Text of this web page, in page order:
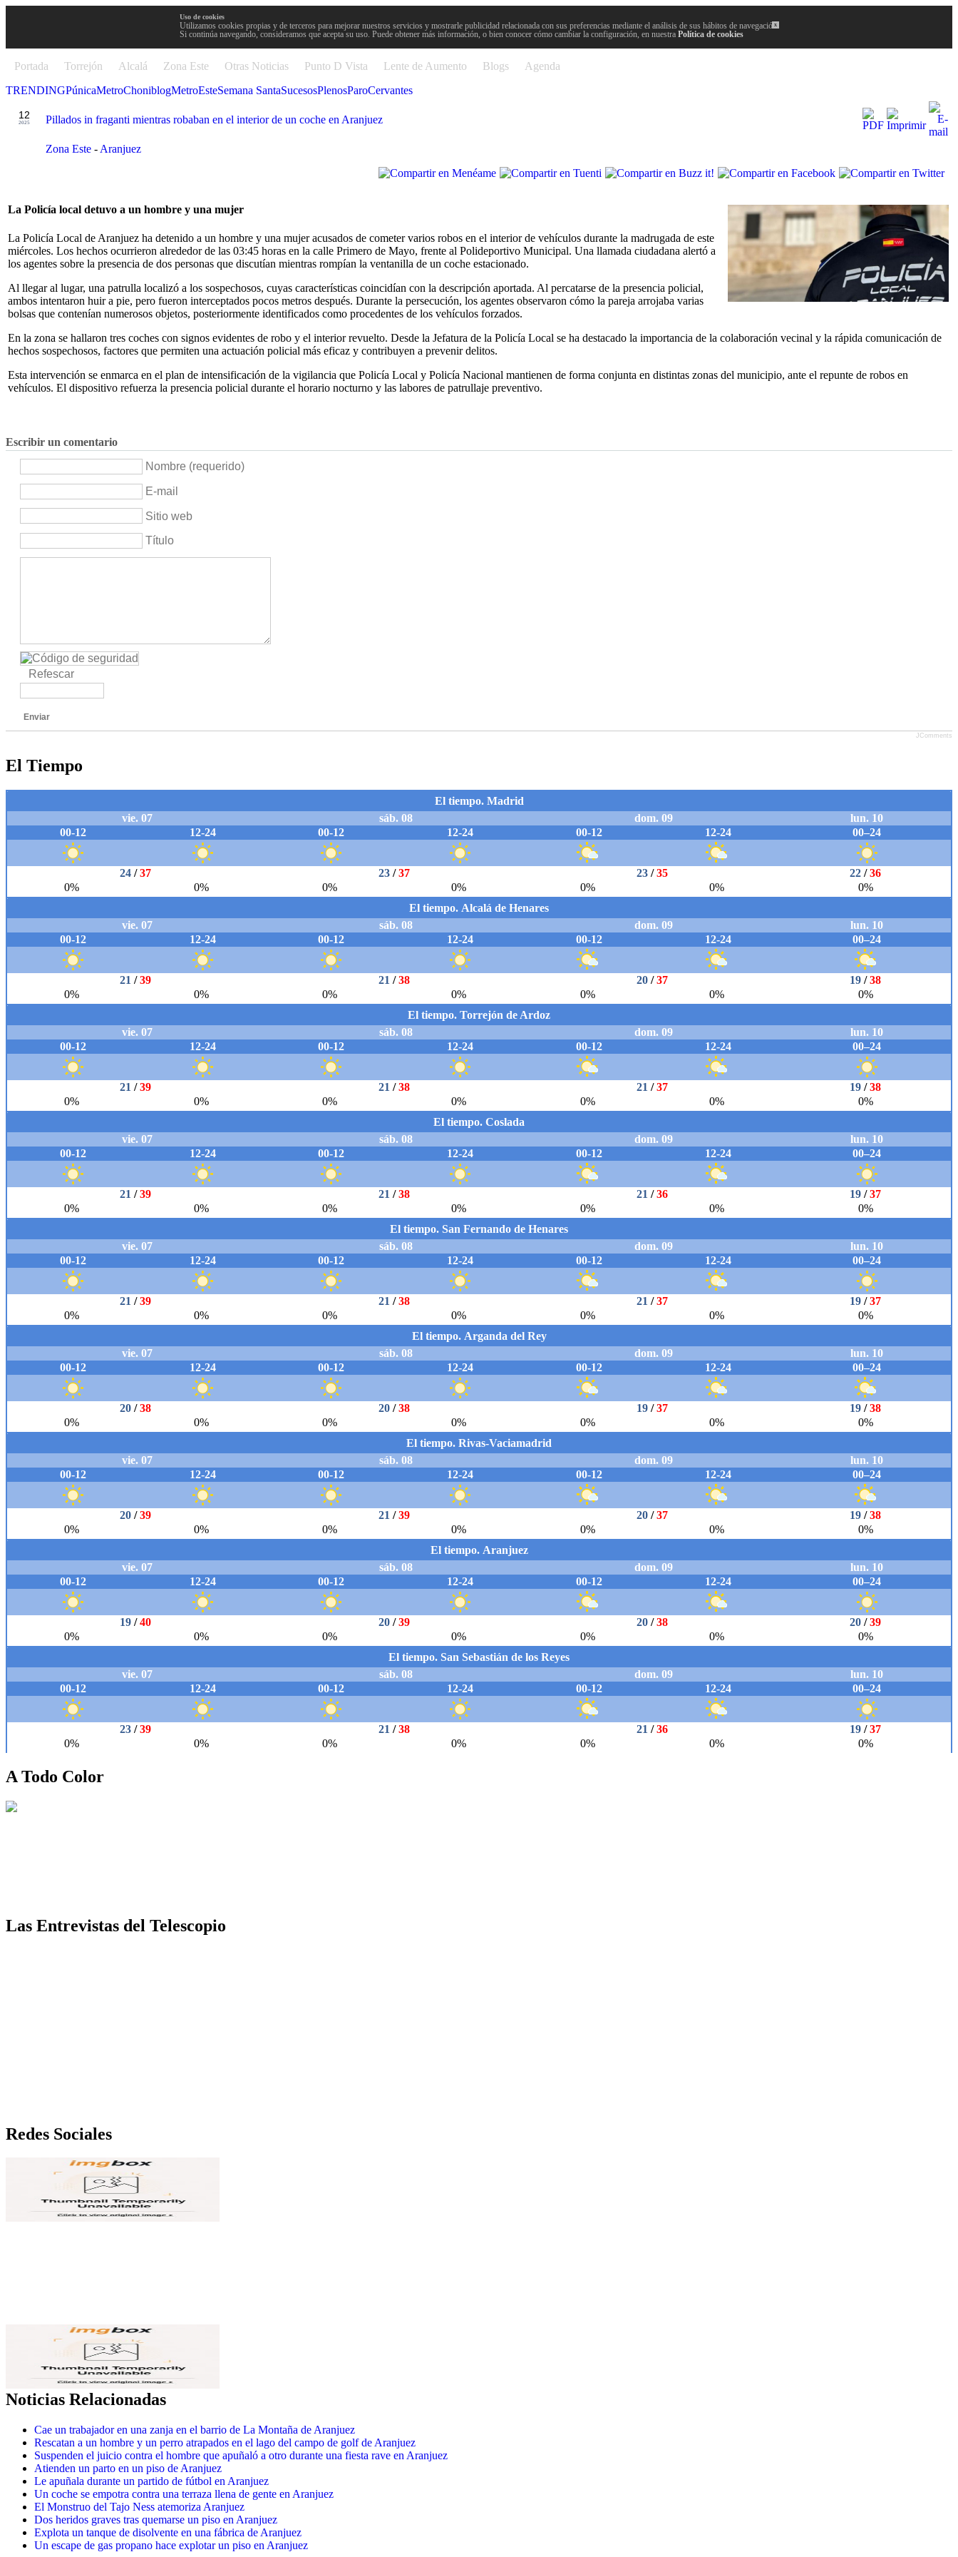
x
Uso de cookies
Utilizamos cookies propias y de terceros para mejorar nuestros servicios y mostrarle publicidad relacionada con sus preferencias mediante el análisis de sus hábitos de navegación.
Si continúa navegando, consideramos que acepta su uso. Puede obtener más información, o bien conocer cómo cambiar la configuración, en nuestra Política de cookies
Portada Torrejón Alcalá Zona Este Otras Noticias Punto D Vista Lente de Aumento Blogs
Agenda
TRENDINGPúnicaMetroChoniblogMetroEsteSemana SantaSucesosPlenosParoCervantes
12
2025 Pillados in fraganti mientras robaban en el interior de un coche en Aranjuez
Zona Este - Aranjuez
La Policía local detuvo a un hombre y una mujer
La Policía Local de Aranjuez ha detenido a un hombre y una mujer acusados de cometer varios robos en el interior de vehículos durante la madrugada de este
miércoles. Los hechos ocurrieron alrededor de las 03:45 horas en la calle Primero de Mayo, frente al Polideportivo Municipal. Una llamada ciudadana alertó a
los agentes sobre la presencia de dos personas que discutían mientras rompían la ventanilla de un coche estacionado.
Al llegar al lugar, una patrulla localizó a los sospechosos, cuyas características coincidían con la descripción aportada. Al percatarse de la presencia policial,
ambos intentaron huir a pie, pero fueron interceptados pocos metros después. Durante la persecución, los agentes observaron cómo la pareja arrojaba varias
bolsas que contenían numerosos objetos, posteriormente identificados como procedentes de los vehículos forzados.
En la zona se hallaron tres coches con signos evidentes de robo y el interior revuelto. Desde la Jefatura de la Policía Local se ha destacado la importancia de la colaboración vecinal y la rápida comunicación de
hechos sospechosos, factores que permiten una actuación policial más eficaz y contribuyen a prevenir delitos.
Esta intervención se enmarca en el plan de intensificación de la vigilancia que Policía Local y Policía Nacional mantienen de forma conjunta en distintas zonas del municipio, ante el repunte de robos en
vehículos. El dispositivo refuerza la presencia policial durante el horario nocturno y las labores de patrullaje preventivo.
Escribir un comentario
Nombre (requerido)
E-mail
Sitio web
Título
Refescar
Enviar
JComments
El Tiempo
A Todo Color
Las Entrevistas del Telescopio
Redes Sociales
Noticias Relacionadas
Cae un trabajador en una zanja en el barrio de La Montaña de Aranjuez
Rescatan a un hombre y un perro atrapados en el lago del campo de golf de Aranjuez
Suspenden el juicio contra el hombre que apuñaló a otro durante una fiesta rave en Aranjuez
Atienden un parto en un piso de Aranjuez
Le apuñala durante un partido de fútbol en Aranjuez
Un coche se empotra contra una terraza llena de gente en Aranjuez
El Monstruo del Tajo Ness atemoriza Aranjuez
Dos heridos graves tras quemarse un piso en Aranjuez
Explota un tanque de disolvente en una fábrica de Aranjuez
Un escape de gas propano hace explotar un piso en Aranjuez